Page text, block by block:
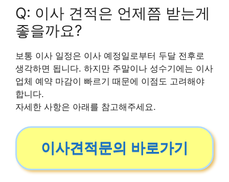
Q: 이사 견적은 언제쯤 받는게
좋을까요?
보통 이사 일정은 이사 예정일로부터 두달 전후로
생각하면 됩니다. 하지만 주말이나 성수기에는 이사
업체 예약 마감이 빠르기 때문에 이점도 고려해야
합니다.
자세한 사항은 아래를 참고해주세요.
이사견적문의 바로가기